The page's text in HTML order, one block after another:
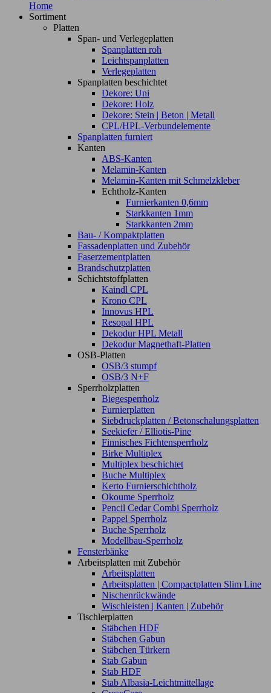
Home
Sortiment
Platten
Span- und Verlegeplatten
Spanplatten roh
Leichtspanplatten
Verlegeplatten
Spanplatten beschichtet
Dekore: Uni
Dekore: Holz
Dekore: Stein | Beton | Metall
CPL/HPL-Verbundelemente
Spanplatten furniert
Kanten
ABS-Kanten
Melamin-Kanten
Melamin-Kanten mit Schmelzkleber
Echtholz-Kanten
Furnierkanten 0,6mm
Starkkanten 1mm
Starkkanten 2mm
Bau- / Kompaktplatten
Fassadenplatten und Zubehör
Faserzementplatten
Brandschutzplatten
Schichtstoffplatten
Kaindl CPL
Krono CPL
Innovus HPL
Resopal HPL
Dekodur HPL Metall
Dekodur Magnethaft-Platten
OSB-Platten
OSB/3 stumpf
OSB/3 N+F
Sperrholzplatten
Biegesperrholz
Furnierplatten
Siebdruckplatten / Betonschalungsplatten
Seekiefer / Elliotis-Pine
Finnisches Fichtensperrholz
Birke Multiplex
Multiplex beschichtet
Buche Multiplex
Kerto Furnierschichtholz
Okoume Sperrholz
Pencil Cedar Combi Sperrholz
Pappel Sperrholz
Buche Sperrholz
Modellbau-Sperrholz
Fensterbänke
Arbeitsplatten mit Zubehör
Arbeitsplatten
Arbeitsplatten | Compactplatten Slim Line
Nischenrückwände
Wischleisten | Kanten | Zubehör
Tischlerplatten
Stäbchen HDF
Stäbchen Gabun
Stäbchen Türkern
Stab Gabun
Stab HDF
Stab Albasia-Leichtmittellage